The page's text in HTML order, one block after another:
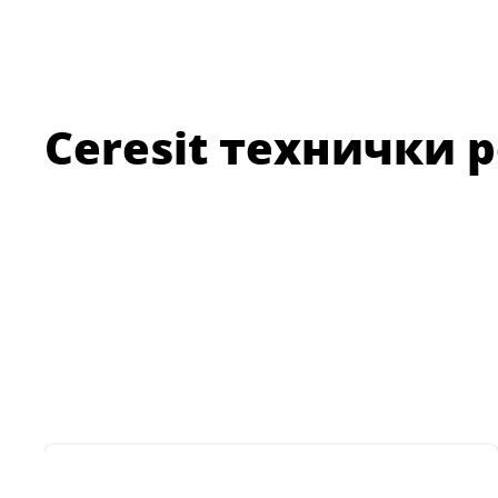
Ceresit технички